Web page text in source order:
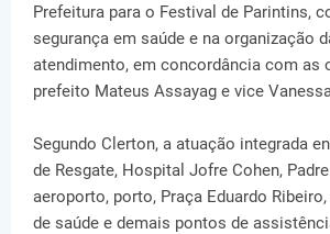
Prefeitura para o Festival de Parintins,
segurança em saúde e na organização
atendimento, em concordância com as
prefeito Mateus Assayag e vice
Segundo Clerton, a atuação integrada
de Resgate, Hospital Jofre Cohen,
aeroporto, porto, Praça Eduardo
de saúde e demais pontos de